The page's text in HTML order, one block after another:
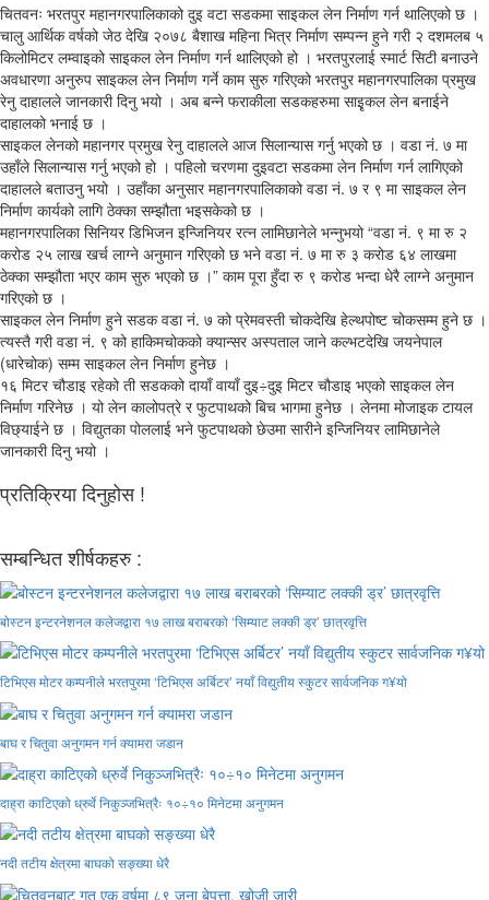
चितवनः भरतपुर महानगरपालिकाको दुइ वटा सडकमा साइकल लेन निर्माण गर्न थालिएको छ ।
चालु आर्थिक वर्षको जेठ देखि २०७८ बैशाख महिना भित्र निर्माण सम्पन्न हुने गरी २ दशमलब ५
किलोमिटर लम्वाइको साइकल लेन निर्माण गर्न थालिएको हो । भरतपुरलाई स्मार्ट सिटी बनाउने
अवधारणा अनुरुप साइकल लेन निर्माण गर्ने काम सुरु गरिएको भरतपुर महानगरपालिका प्रमुख
रेनु दाहालले जानकारी दिनु भयो । अब बन्ने फराकीला सडकहरुमा साइृकल लेन बनाईने
दाहालको भनाई छ ।
साइकल लेनको महानगर प्रमुख रेनु दाहालले आज सिलान्यास गर्नु भएको छ । वडा नं. ७ मा
उहाँले सिलान्यास गर्नु भएको हो । पहिलो चरणमा दुइवटा सडकमा लेन निर्माण गर्न लागिएको
दाहालले बताउनु भयो । उहाँका अनुसार महानगरपालिकाको वडा नं. ७ र ९ मा साइकल लेन
निर्माण कार्यको लागि ठेक्का सम्झौता भइसकेको छ ।
महानगरपालिका सिनियर डिभिजन इन्जिनियर रत्न लामिछानेले भन्नुभयो “वडा नं. ९ मा रु २
करोड २५ लाख खर्च लाग्ने अनुमान गरिएको छ भने वडा नं. ७ मा रु ३ करोड ६४ लाखमा
ठेक्का सम्झौता भएर काम सुरु भएको छ ।” काम पूरा हुँदा रु ९ करोड भन्दा धेरै लाग्ने अनुमान
गरिएको छ ।
साइकल लेन निर्माण हुने सडक वडा नं. ७ को प्रेमवस्ती चोकदेखि हेल्थपोष्ट चोकसम्म हुने छ ।
त्यस्तै गरी वडा नं. ९ को हाकिमचोकको क्यान्सर अस्पताल जाने कल्भटदेखि जयनेपाल
(धारेचोक) सम्म साइकल लेन निर्माण हुनेछ ।
१६ मिटर चौडाइ रहेको ती सडकको दायाँ वायाँ दुइ÷दुइ मिटर चौडाइ भएको साइकल लेन
निर्माण गरिनेछ । यो लेन कालोपत्रे र फुटपाथको बिच भागमा हुनेछ । लेनमा मोजाइक टायल
विछ्याईने छ । विद्युतका पोललाई भने फुटपाथको छेउमा सारीने इन्जिनियर लामिछानेले
जानकारी दिनु भयो ।
प्रतिक्रिया दिनुहोस !
सम्बन्धित शीर्षकहरु :
बोस्टन इन्टरनेशनल कलेजद्वारा १७ लाख बराबरको ‘सिम्याट लक्की ड्र’ छात्रवृत्ति
टिभिएस मोटर कम्पनीले भरतपुरमा ‘टिभिएस अर्बिटर’ नयाँ विद्युतीय स्कुटर सार्वजनिक ग¥यो
बाघ र चितुवा अनुगमन गर्न क्यामरा जडान
दाह्रा काटिएको ध्रुर्वे निकुञ्जभित्रैः १०÷१० मिनेटमा अनुगमन
नदी तटीय क्षेत्रमा बाघको सङ्ख्या धेरै